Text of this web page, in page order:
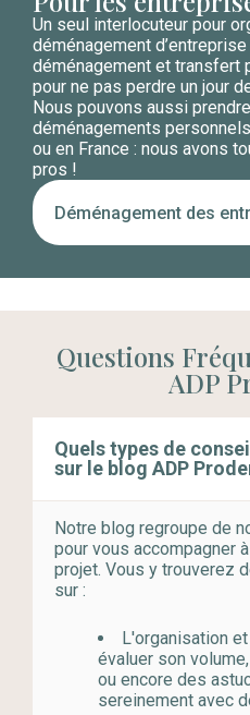
Un seul interlocuteur pour
déménagement
déménagement et transfert
pour ne pas perdre un jour
Nous pouvons aussi
déménagements
ou en France : nous avons
pros !
Déménagement des
Questions
ADP
Quels types de
sur le blog ADP
Notre blog regroupe de
pour vous accompagner
projet. Vous y trouverez
sur :
L'organisation
évaluer son
ou encore des
sereinement avec